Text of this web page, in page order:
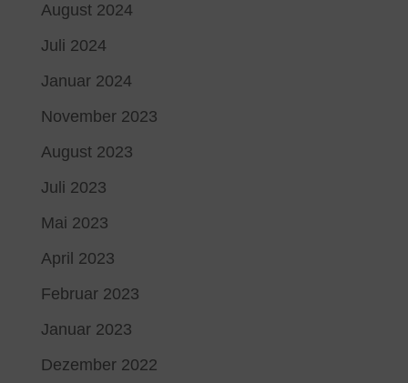
August 2024
Juli 2024
Januar 2024
November 2023
August 2023
Juli 2023
Mai 2023
April 2023
Februar 2023
Januar 2023
Dezember 2022